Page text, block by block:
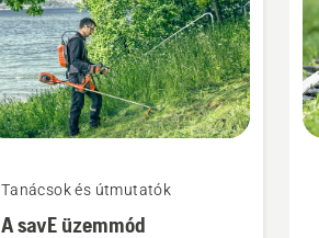
Tanácsok és útmutatók
A savE üzemmód